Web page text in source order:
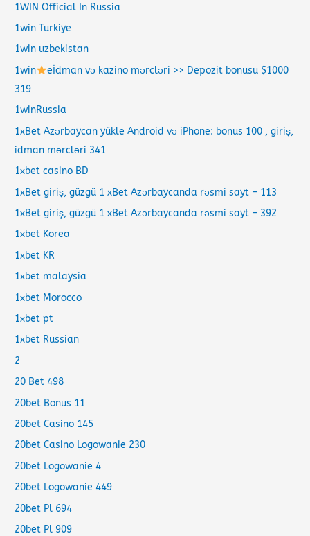
1WIN Official In Russia
1win Turkiye
1win uzbekistan
1win
eİdman və kazino mərcləri >> Depozit bonusu $1000
319
1winRussia
1xBet Azərbaycan yükle Android və iPhone: bonus 100 , giriş,
idman mərcləri 341
1xbet casino BD
1xBet giriş, güzgü 1 xBet Azərbaycanda rəsmi sayt – 113
1xBet giriş, güzgü 1 xBet Azərbaycanda rəsmi sayt – 392
1xbet Korea
1xbet KR
1xbet malaysia
1xbet Morocco
1xbet pt
1xbet Russian
2
20 Bet 498
20bet Bonus 11
20bet Casino 145
20bet Casino Logowanie 230
20bet Logowanie 4
20bet Logowanie 449
20bet Pl 694
20bet Pl 909